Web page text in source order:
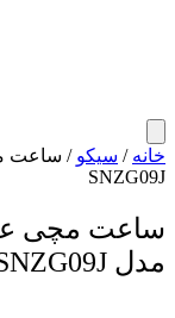
خانه / سیکو / ساعت
SNZG09J
ساعت مچی
مدل SNZG09J